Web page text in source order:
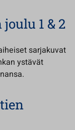
1 & 2
sarjakuvat
ystävät